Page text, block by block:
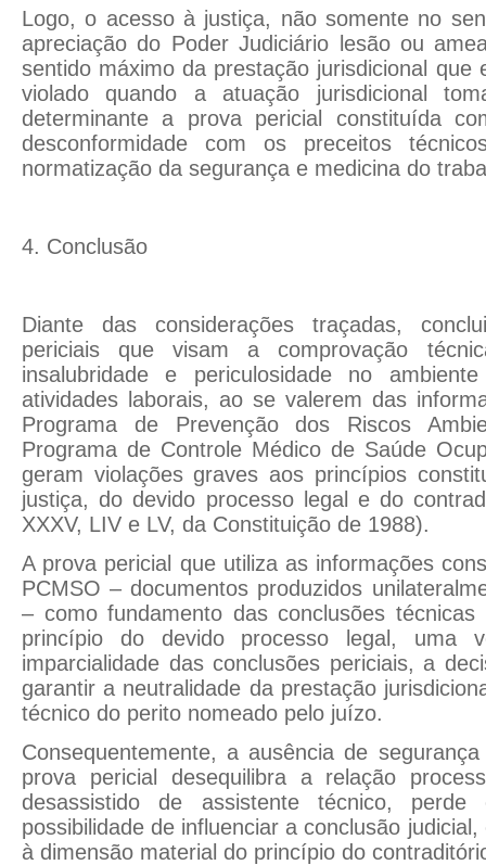
Logo, o acesso à justiça, não somente no
apreciação do Poder Judiciário lesão ou
sentido máximo da prestação jurisdicional que
violado quando a atuação jurisdicional
determinante a prova pericial constituída
desconformidade com os preceitos
normatização da segurança e medicina do
4. Conclusão
Diante das considerações traçadas,
periciais que visam a comprovação
insalubridade e periculosidade no
atividades laborais, ao se valerem das
Programa de Prevenção dos Riscos
Programa de Controle Médico de Saúde
geram violações graves aos princípios
justiça, do devido processo legal e do
XXXV, LIV e LV, da Constituição de 1988).
A prova pericial que utiliza as informações
PCMSO – documentos produzidos
– como fundamento das conclusões
princípio do devido processo legal, uma
imparcialidade das conclusões periciais, a
garantir a neutralidade da prestação
técnico do perito nomeado pelo juízo.
Consequentemente, a ausência de
prova pericial desequilibra a relação
desassistido de assistente técnico, perde
possibilidade de influenciar a conclusão
à dimensão material do princípio do